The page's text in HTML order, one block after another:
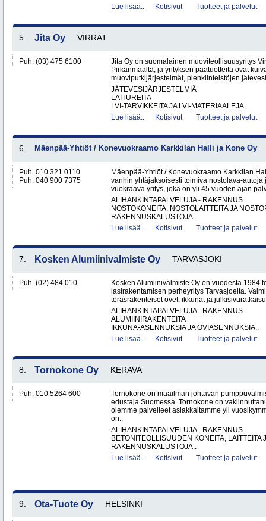
Lue lisää..
Kotisivut Tuotteet ja palvelut
5. Jita Oy VIRRAT
Puh. (03) 475 6100
Jita Oy on suomalainen muoviteollisuusyritys
Pirkanmaalta, ja yrityksen päätuotteita ovat
muoviputkijärjestelmät, pienkiinteistöjen
JÄTEVESIJÄRJESTELMIÄ
LAITUREITA
LVI-TARVIKKEITA JA LVI-MATERIAALEJA..
Lue lisää..
Kotisivut Tuotteet ja palvelut
6. Mäenpää-Yhtiöt / Konevuokraamo Karkkilan Halli ja Kone Oy
Puh. 010 321 0110
Puh. 040 900 7375
Mäenpää-Yhtiöt / Konevuokraamo Karkkilan
vanhin yhtäjaksoisesti toimiva nostolava-autoja
vuokraava yritys, joka on yli 45 vuoden ajan
ALIHANKINTAPALVELUJA - RAKENNUS
NOSTOKONEITA, NOSTOLAITTEITA JA
RAKENNUSKALUSTOJA..
Lue lisää..
Kotisivut Tuotteet ja palvelut
7. Kosken Alumiinivalmiste Oy TARVASJOKI
Puh. (02) 484 010
Kosken Alumiinivalmiste Oy on vuodesta 1984
lasirakentamisen perheyritys Tarvasjoelta.
teräsrakenteiset ovet, ikkunat ja
ALIHANKINTAPALVELUJA - RAKENNUS
ALUMIINIRAKENTEITA
IKKUNA-ASENNUKSIA JA OVIASENNUKSIA..
Lue lisää..
Kotisivut Tuotteet ja palvelut
8. Tornokone Oy KERAVA
Puh. 010 5264 600
Tornokone on maailman johtavan
edustaja Suomessa. Tornokone on
olemme palvelleet asiakkaitamme yli
on..
ALIHANKINTAPALVELUJA - RAKENNUS
BETONITEOLLISUUDEN KONEITA, LAITTEITA
RAKENNUSKALUSTOJA..
Lue lisää..
Kotisivut Tuotteet ja palvelut
9. Ota-Tuote Oy HELSINKI